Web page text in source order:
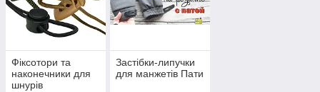
Фіксотори та
наконечники для
шнурів
Застібки-липучки
для манжетів Пати